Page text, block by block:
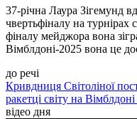
37-річна Лаура Зігемунд
чвертьфіналу на турнірах
фіналу мейджора вона
Вімблдоні-2025 вона це
до речі
Кривдниця Світоліної
ракетці світу на
відео дня